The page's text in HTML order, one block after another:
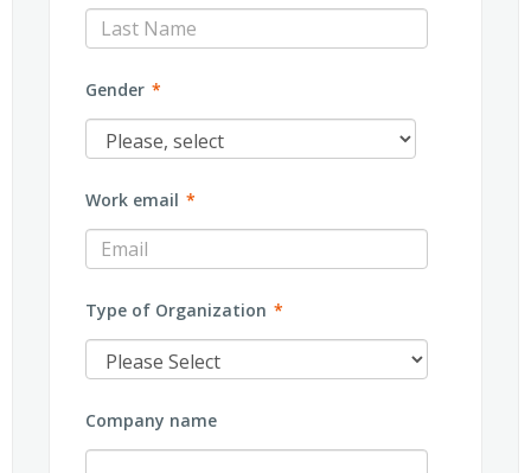
Gender *
Work email *
Type of Organization *
Company name